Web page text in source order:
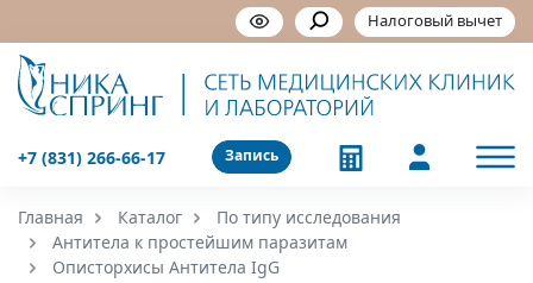
Налоговый вычет
Запись
+7 (831) 266-66-17
Главная Каталог
По типу исследования
Антитела к простейшим паразитам
Описторхисы Антитела IgG